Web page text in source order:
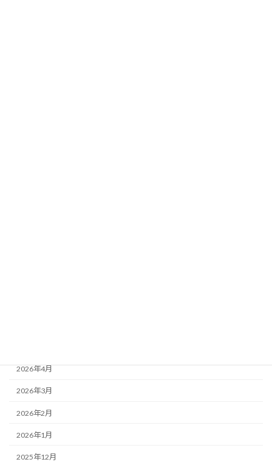
2026年4月
2026年3月
2026年2月
2026年1月
2025年12月